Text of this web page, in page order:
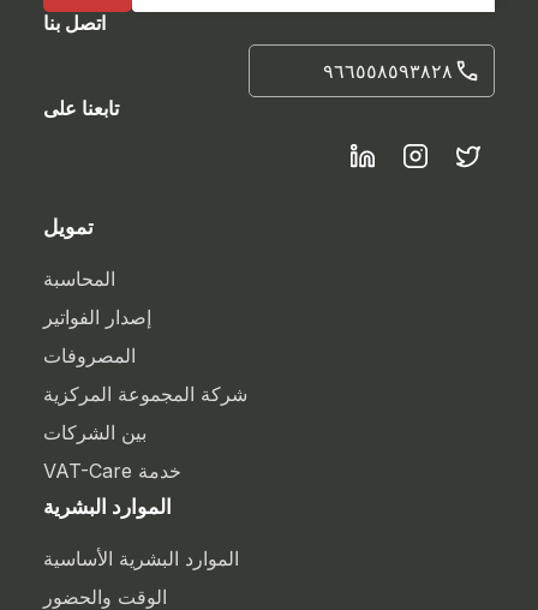
اتصل بنا
٩٦٦٥٥٨٥٩٣٨٢٨
تابعنا على
تمويل
المحاسبة
إصدار الفواتير
المصروفات
شركة المجموعة المركزية
بين الشركات
خدمة VAT-Care
الموارد البشرية
الموارد البشرية الأساسية
الوقت والحضور